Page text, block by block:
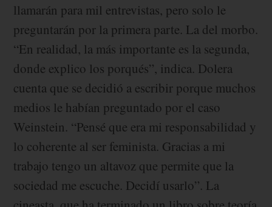
llamarán para mil entrevistas, pero solo le
preguntarán por la primera parte. La del morbo.
“En realidad, la más importante es la segunda,
donde explico los porqués”, indica. Dolera
cuenta que se decidió a escribir porque muchos
medios le habían preguntado por el caso
Weinstein. “Pensé que era mi responsabilidad y
lo coherente al ser feminista. Gracias a mi
trabajo tengo un altavoz que permite que la
sociedad me escuche. Decidí usarlo”. La